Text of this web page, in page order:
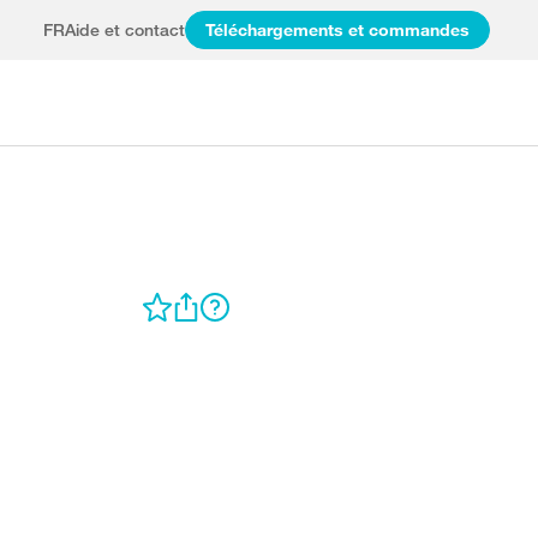
FRAide et contact Téléchargements et commandes